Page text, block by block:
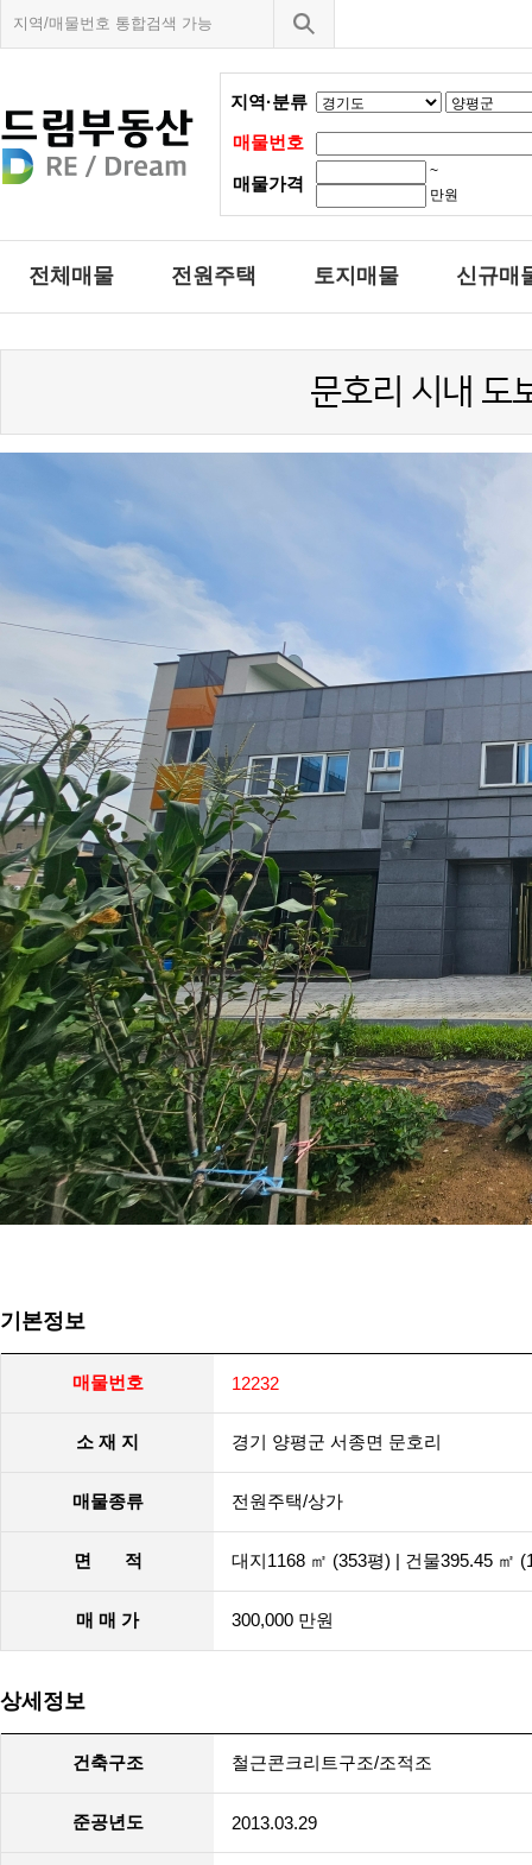
지역·분류
매물번호
매물가격
~
만원
전체매물 전원주택 토지매물 신규매
문호리 시내 도
기본정보
매물번호 12232
소 재 지 경기 양평군 서종면 문호리
매물종류 전원주택/상가
면 적 대지1168 ㎡ (353평) | 건물395.45 ㎡
매 매 가 300,000 만원
상세정보
건축구조 철근콘크리트구조/조적조
준공년도 2013.03.29